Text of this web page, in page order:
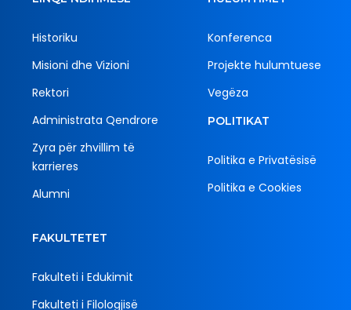
Historiku
Misioni dhe Vizioni
Rektori
Administrata Qendrore
Zyra për zhvillim të
karrieres
Alumni
Konferenca
Projekte hulumtuese
Vegëza
POLITIKAT
Politika e Privatësisë
Politika e Cookies
FAKULTETET
Fakulteti i Edukimit
Fakulteti i Filologjisë